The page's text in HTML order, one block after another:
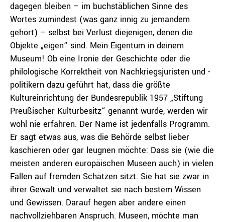
dagegen bleiben – im buchstäblichen Sinne des
Wortes zumindest (was ganz innig zu jemandem
gehört) – selbst bei Verlust diejenigen, denen die
Objekte „eigen“ sind. Mein Eigentum in deinem
Museum! Ob eine Ironie der Geschichte oder die
philologische Korrektheit von Nachkriegsjuristen und -
politikern dazu geführt hat, dass die größte
Kultureinrichtung der Bundesrepublik 1957 „Stiftung
Preußischer Kulturbesitz“ genannt wurde, werden wir
wohl nie erfahren. Der Name ist jedenfalls Programm.
Er sagt etwas aus, was die Behörde selbst lieber
kaschieren oder gar leugnen möchte: Dass sie (wie die
meisten anderen europäischen Museen auch) in vielen
Fällen auf fremden Schätzen sitzt. Sie hat sie zwar in
ihrer Gewalt und verwaltet sie nach bestem Wissen
und Gewissen. Darauf hegen aber andere einen
nachvollziehbaren Anspruch. Museen, möchte man